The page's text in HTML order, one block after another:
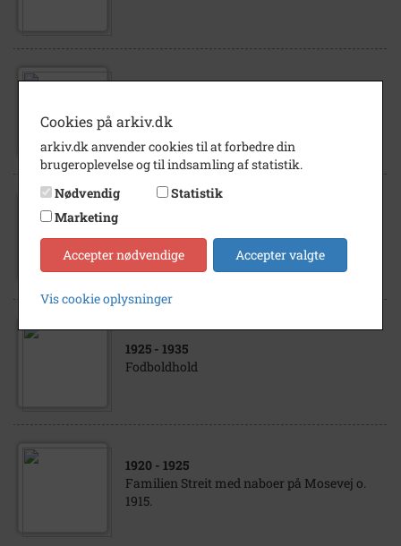
Lasti Streit.
Birgit Streit ca. 1933
1925 - 1935
Fodboldhold
1920 - 1925
Familien Streit med naboer på Mosevej o.
1915.
Cookies på arkiv.dk
arkiv.dk anvender cookies til at forbedre din
brugeroplevelse og til indsamling af statistik.
Nødvendig
Statistik
Marketing
Accepter nødvendige Accepter valgte
Vis cookie oplysninger